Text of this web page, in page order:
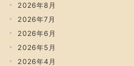
2026年8月
2026年7月
2026年6月
2026年5月
2026年4月